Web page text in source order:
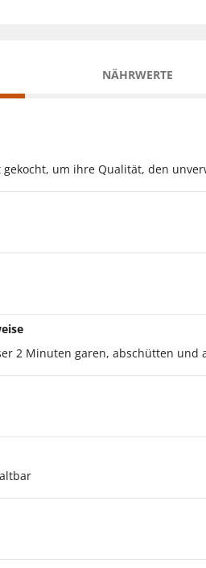
NÄHRWERTE
um ihre Qualität, den
2 Minuten garen, abschütten und